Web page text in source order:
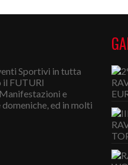
Sportivi in tutta
il FUTURI
e
ed in molti